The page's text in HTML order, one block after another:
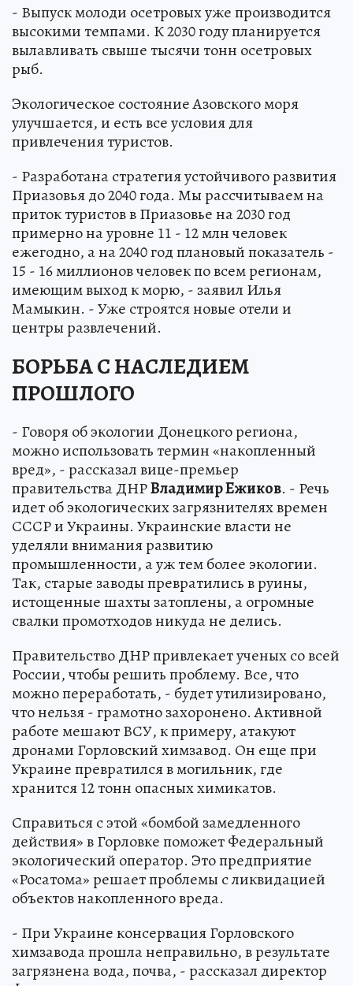
- Выпуск молоди осетровых уже производится
высокими темпами. К 2030 году планируется
вылавливать свыше тысячи тонн осетровых
рыб.
Экологическое состояние Азовского моря
улучшается, и есть все условия для
привлечения туристов.
- Разработана стратегия устойчивого развития
Приазовья до 2040 года. Мы рассчитываем на
приток туристов в Приазовье на 2030 год
примерно на уровне 11 - 12 млн человек
ежегодно, а на 2040 год плановый показатель -
15 - 16 миллионов человек по всем регионам,
имеющим выход к морю, - заявил Илья
Мамыкин. - Уже строятся новые отели и
центры развлечений.
БОРЬБА С НАСЛЕДИЕМ
ПРОШЛОГО
- Говоря об экологии Донецкого региона,
можно использовать термин «накопленный
вред», - рассказал вице-премьер
правительства ДНРВладимир Ежиков. - Речь
идет об экологических загрязнителях времен
СССР и Украины. Украинские власти не
уделяли внимания развитию
промышленности, а уж тем более экологии.
Так, старые заводы превратились в руины,
истощенные шахты затоплены, а огромные
свалки промотходов никуда не делись.
Правительство ДНР привлекает ученых со всей
России, чтобы решить проблему. Все, что
можно переработать, - будет утилизировано,
что нельзя - грамотно захоронено. Активной
работе мешают ВСУ, к примеру, атакуют
дронами Горловский химзавод. Он еще при
Украине превратился в могильник, где
хранится 12 тонн опасных химикатов.
Справиться с этой «бомбой замедленного
действия» в Горловке поможет Федеральный
экологический оператор. Это предприятие
«Росатома» решает проблемы с ликвидацией
объектов накопленного вреда.
- При Украине консервация Горловского
химзавода прошла неправильно, в результате
загрязнена вода, почва, - рассказал директор